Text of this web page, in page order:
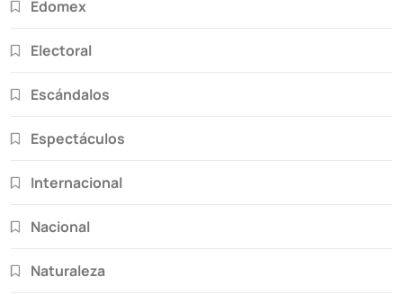
Edomex
Electoral
Escándalos
Espectáculos
Internacional
Nacional
Naturaleza